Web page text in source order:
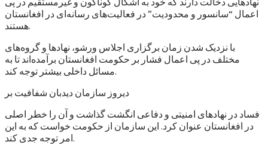
اعمال “سانسور و محدودیت” در فعالیت‌های رسانه‌ای در افغانستان
هستند.
با نزدیک شدن زمان برگزاری اجلاس ورشو، نهادها و گروه‌های
مختلف در پی اعمال فشار بر حکومت افغانستان برآمده‌اند تا به
مسائل داخلی بیشتر توجه کند.
دیروز سازمان دیدبان شفافیت بر
فساد در نهادهای امنیتی و دفاعی انگشت گذاشت و آن را خطر اصلی
در افغانستان عنوان کرد. این سازمان از حکومت خواست که به این
امر توجه جدی کند.